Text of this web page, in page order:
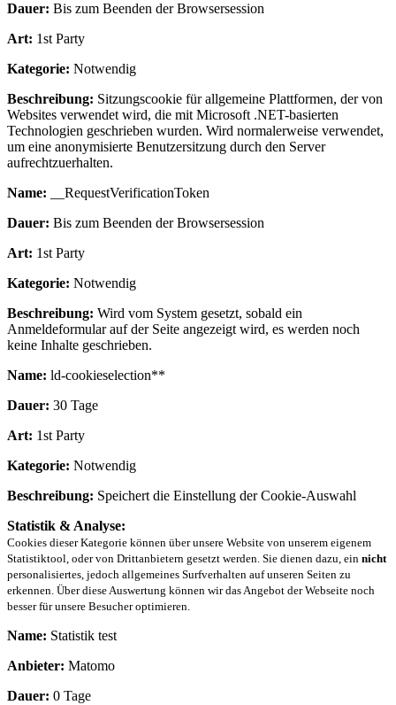
Dauer: Bis zum Beenden der Browsersession
Art: 1st Party
Kategorie: Notwendig
Beschreibung: Sitzungscookie für allgemeine Plattformen, der von
Websites verwendet wird, die mit Microsoft .NET-basierten
Technologien geschrieben wurden. Wird normalerweise verwendet,
um eine anonymisierte Benutzersitzung durch den Server
aufrechtzuerhalten.
Name: __RequestVerificationToken
Dauer: Bis zum Beenden der Browsersession
Art: 1st Party
Kategorie: Notwendig
Beschreibung: Wird vom System gesetzt, sobald ein
Anmeldeformular auf der Seite angezeigt wird, es werden noch
keine Inhalte geschrieben.
Name: ld-cookieselection**
Dauer: 30 Tage
Art: 1st Party
Kategorie: Notwendig
Beschreibung: Speichert die Einstellung der Cookie-Auswahl
Statistik & Analyse:
Cookies dieser Kategorie können über unsere Website von unserem eigenem
Statistiktool, oder von Drittanbietern gesetzt werden. Sie dienen dazu, ein nicht
personalisiertes, jedoch allgemeines Surfverhalten auf unseren Seiten zu
erkennen. Über diese Auswertung können wir das Angebot der Webseite noch
besser für unsere Besucher optimieren.
Name: Statistik test
Anbieter: Matomo
Dauer: 0 Tage